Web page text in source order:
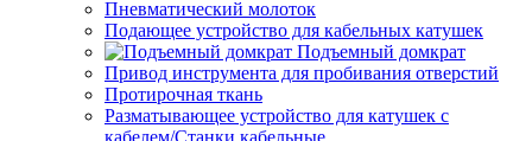
Пневматический молоток
Подающее устройство для кабельных катушек
Подъемный домкрат
Привод инструмента для пробивания отверстий
Протирочная ткань
Разматывающее устройство для катушек с
кабелем/Станки кабельные